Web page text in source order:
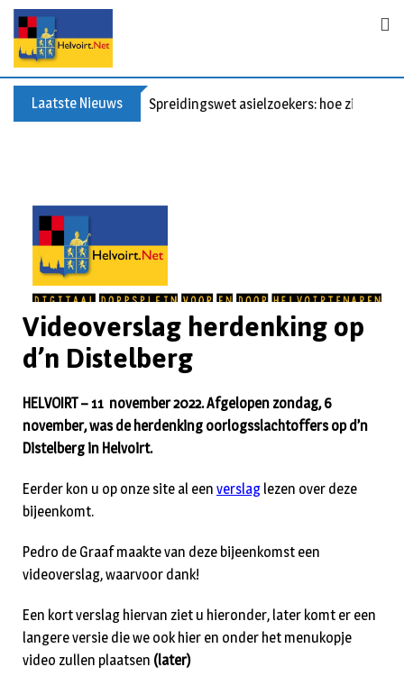
Laatste Nieuws Spreidingswet asielzoekers: hoe zit dat?
Videoverslag herdenking op
d’n Distelberg
HELVOIRT – 11 november 2022. Afgelopen zondag, 6
november, was de herdenking oorlogsslachtoffers op d’n
Distelberg in Helvoirt.
Eerder kon u op onze site al een verslag lezen over deze
bijeenkomt.
Pedro de Graaf maakte van deze bijeenkomst een
videoverslag, waarvoor dank!
Een kort verslag hiervan ziet u hieronder, later komt er een
langere versie die we ook hier en onder het menukopje
video zullen plaatsen (later)